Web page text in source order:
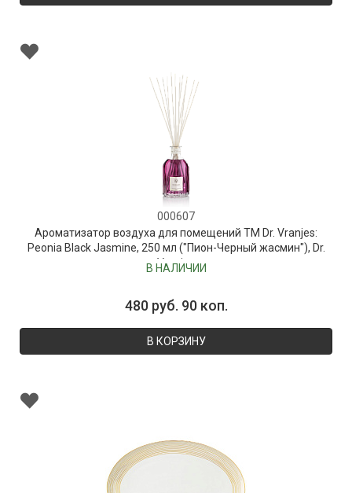
000607
Ароматизатор воздуха для помещений ТМ Dr. Vranjes:
Peonia Black Jasmine, 250 мл ("Пион-Черный жасмин"), Dr.
Vranjes
В НАЛИЧИИ
480 руб. 90 коп.
В КОРЗИНУ